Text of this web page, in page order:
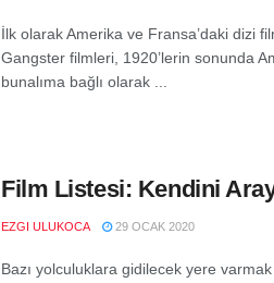
İlk olarak Amerika ve Fransa’daki dizi
Gangster filmleri, 1920’lerin sonunda
bunalıma bağlı olarak ...
Film Listesi: Kendini
EZGI ULUKOCA 29 OCAK 2020
Bazı yolculuklara gidilecek yere